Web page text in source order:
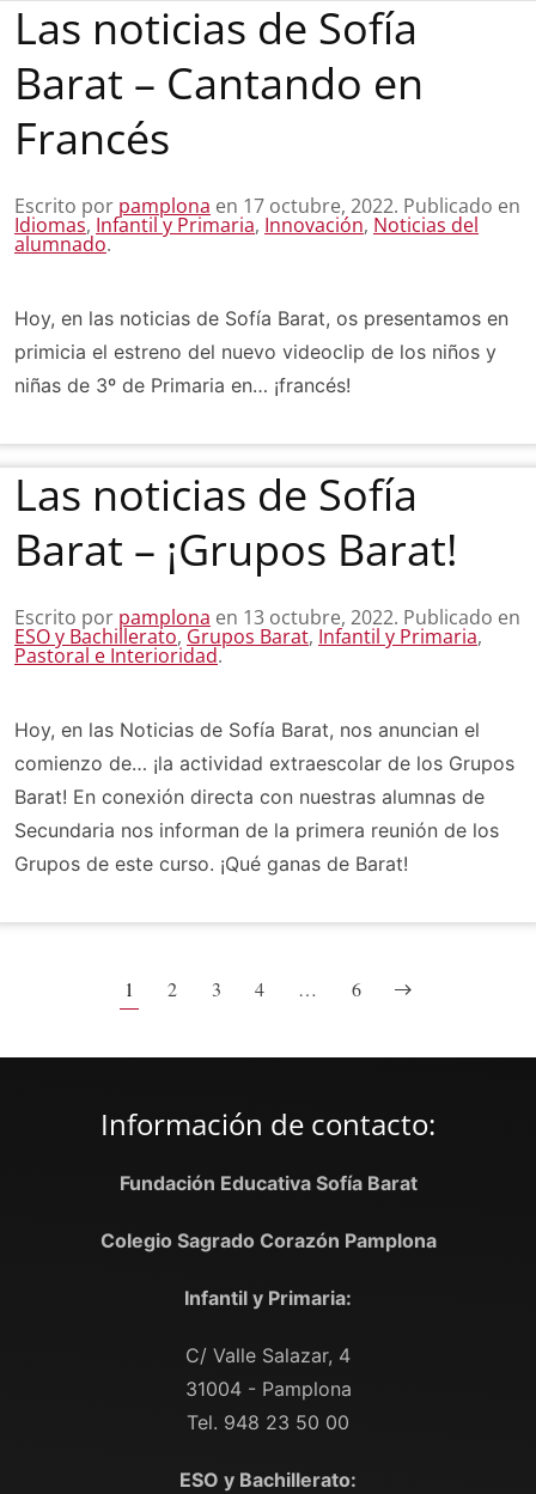
Las noticias de Sofía
Barat – Cantando en
Francés
Escrito por pamplona en 17 octubre, 2022. Publicado en
Idiomas, Infantil y Primaria, Innovación, Noticias del
alumnado.
Hoy, en las noticias de Sofía Barat, os presentamos en
primicia el estreno del nuevo videoclip de los niños y
niñas de 3º de Primaria en… ¡francés!
Las noticias de Sofía
Barat – ¡Grupos Barat!
Escrito por pamplona en 13 octubre, 2022. Publicado en
ESO y Bachillerato, Grupos Barat, Infantil y Primaria,
Pastoral e Interioridad.
Hoy, en las Noticias de Sofía Barat, nos anuncian el
comienzo de… ¡la actividad extraescolar de los Grupos
Barat! En conexión directa con nuestras alumnas de
Secundaria nos informan de la primera reunión de los
Grupos de este curso. ¡Qué ganas de Barat!
1 2 3 4 … 6
Información de contacto:
Fundación Educativa Sofía Barat
Colegio Sagrado Corazón Pamplona
Infantil y Primaria:
C/ Valle Salazar, 4
31004 - Pamplona
Tel. 948 23 50 00
ESO y Bachillerato: